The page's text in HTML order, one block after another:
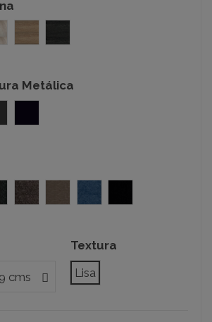
Metálica
Textura
Lisa